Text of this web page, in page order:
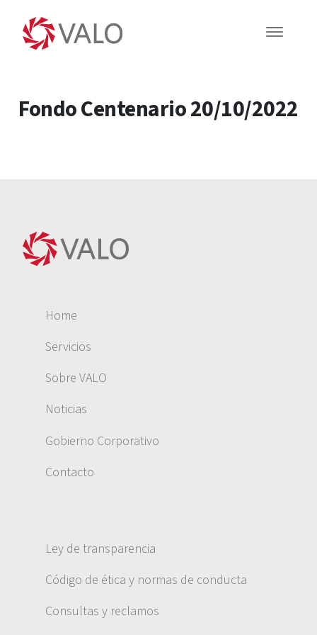
Fondo Centenario 20/10/2022
Home
Servicios
Sobre VALO
Noticias
Gobierno Corporativo
Contacto
Ley de transparencia
Código de ética y normas de conducta
Consultas y reclamos